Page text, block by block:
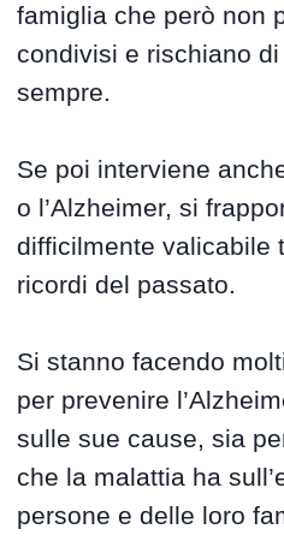
famiglia che però non
condivisi e rischiano
sempre.
Se poi interviene
o l’Alzheimer, si
difficilmente valicabile
ricordi del passato.
Si stanno facendo
per prevenire
sulle sue cause, sia
che la malattia ha
persone e delle loro